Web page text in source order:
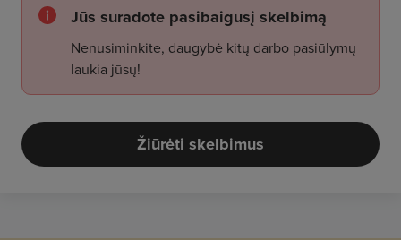
Jūs suradote pasibaigusį skelbimą
Nenusiminkite, daugybė kitų darbo pasiūlymų
laukia jūsų!
Žiūrėti skelbimus